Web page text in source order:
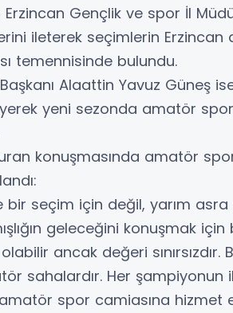
Gençlik ve spor İl
ileterek seçimlerin
temennisinde bulundu.
Alaattin Yavuz Güneş
yeni sezonda amatör
konuşmasında amatör
bir seçim için değil, yarım
geleceğini konuşmak
ancak değeri sınırsızdır.
sahalardır. Her şampiyonun
amatör spor camiasına